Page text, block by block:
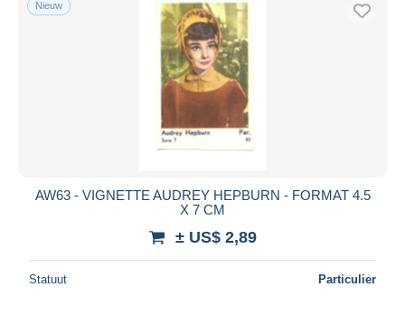
Nieuw
AW63 - VIGNETTE AUDREY HEPBURN - FORMAT 4.5
X 7 CM
± US$ 2,89
Statuut Particulier